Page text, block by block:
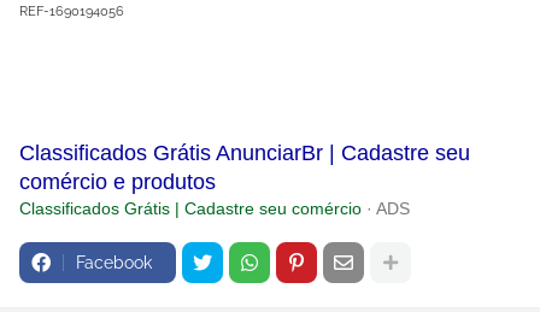
REF-1690194056
Classificados Grátis AnunciarBr | Cadastre seu
comércio e produtos
Classificados Grátis | Cadastre seu comércio · ADS
Facebook